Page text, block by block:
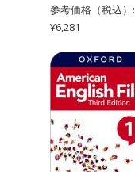
参考価格（税込）:
¥6,281